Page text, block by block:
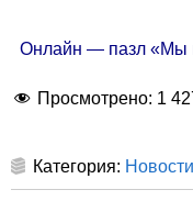
Онлайн — пазл «Мы
Просмотрено: 1
Категория: Новости